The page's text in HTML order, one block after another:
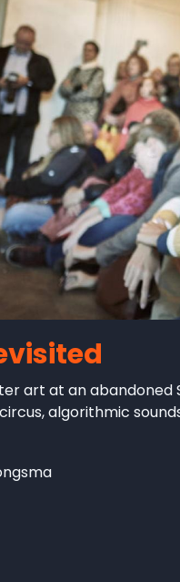
art at an abandoned
algorithmic